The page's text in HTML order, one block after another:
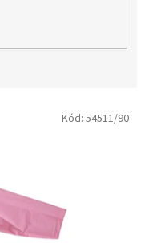
Kód: 54511/90